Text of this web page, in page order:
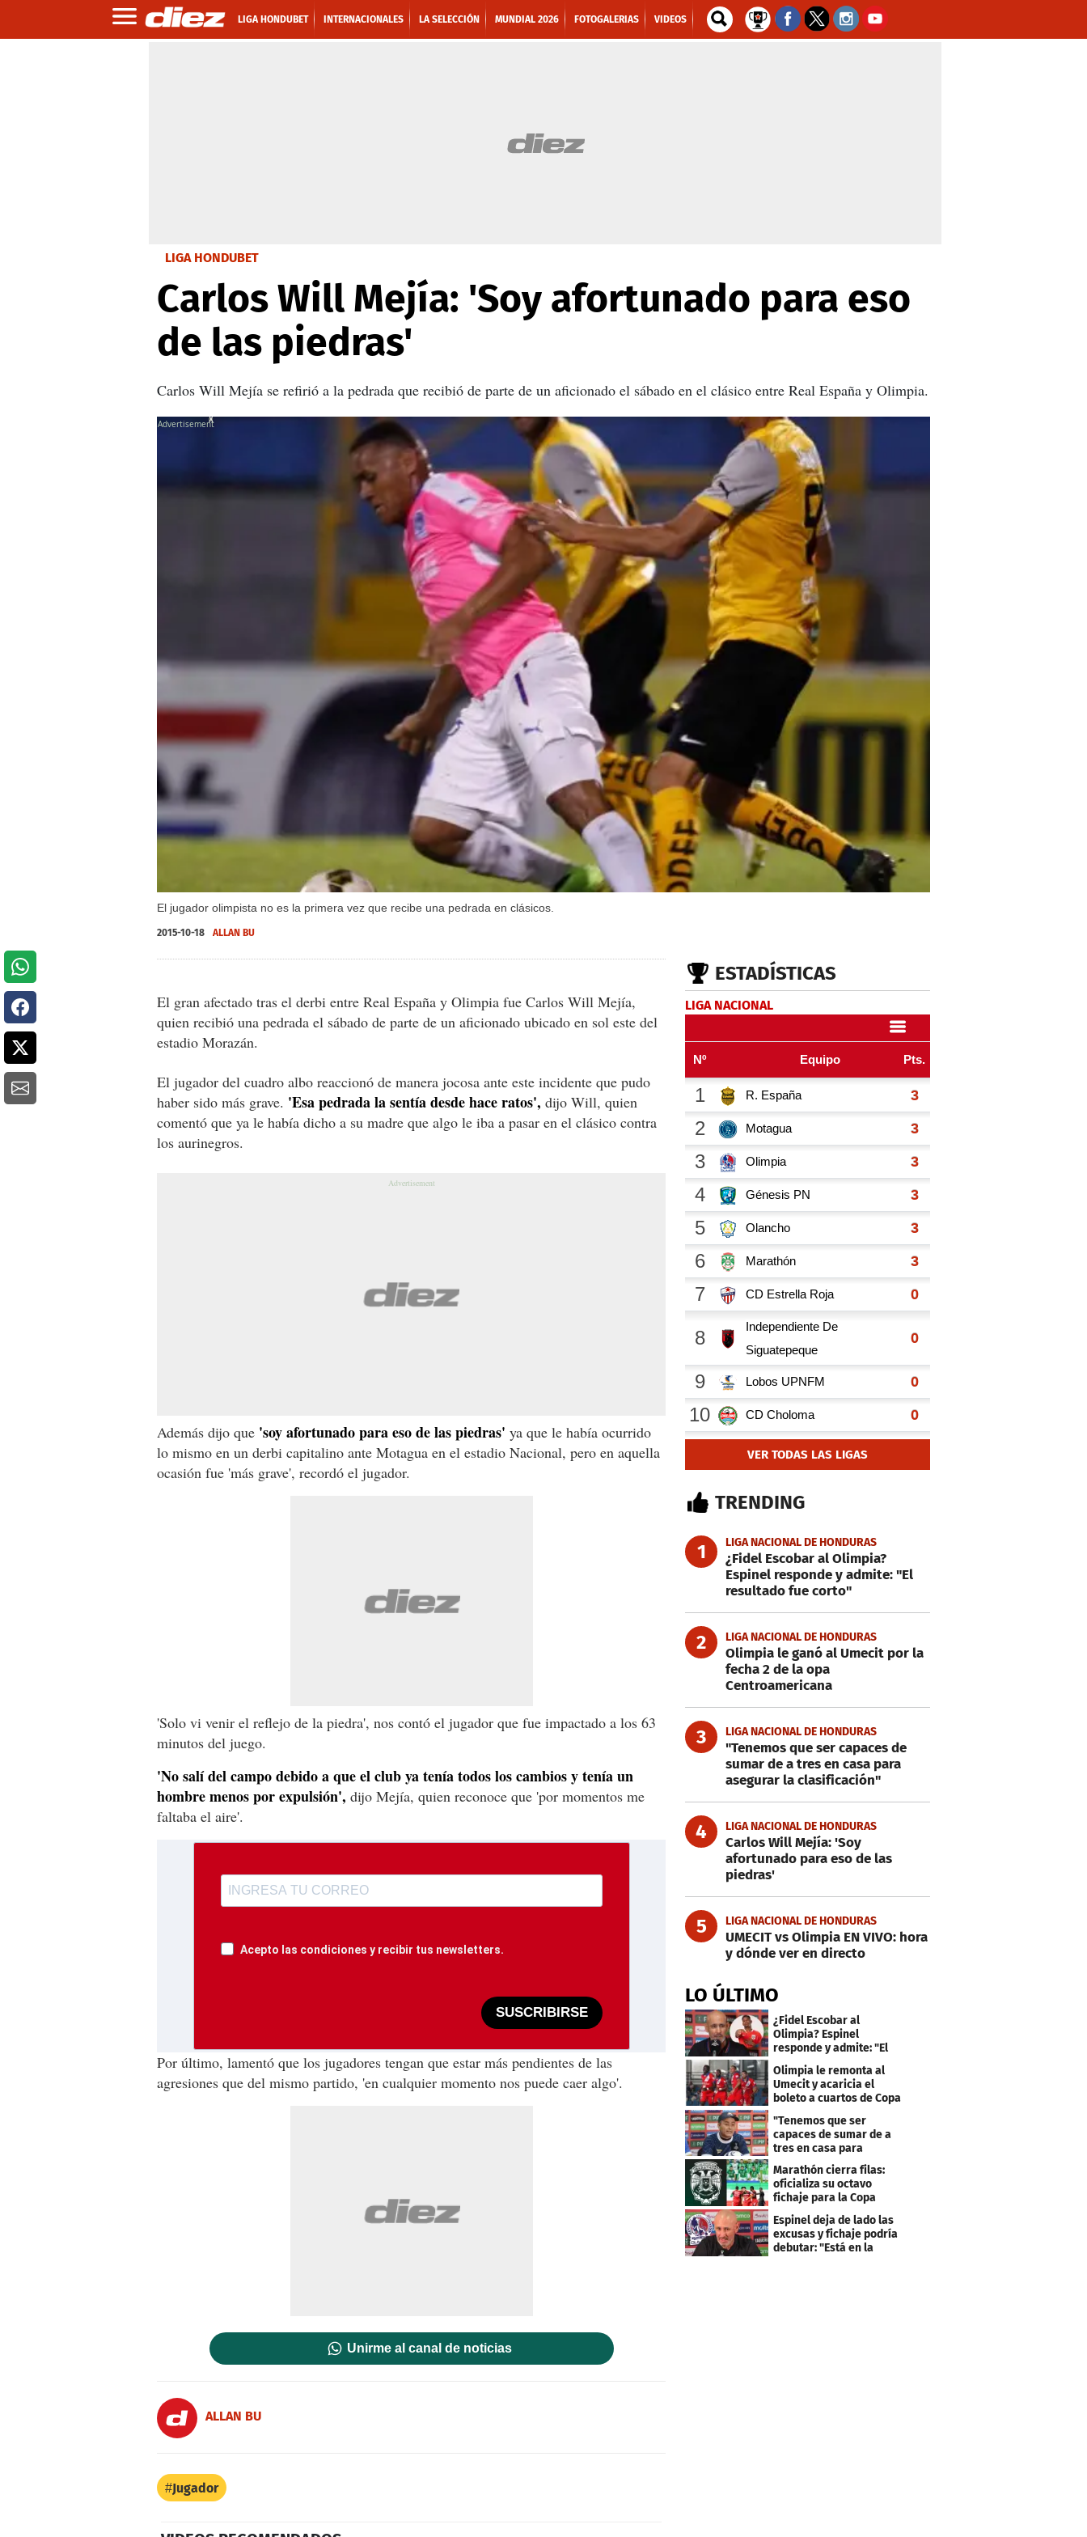
LIGA HONDUBET INTERNACIONALES LA SELECCIÓN MUNDIAL 2026 FOTOGALERIAS VIDEOS
LIGA HONDUBET
Carlos Will Mejía: 'Soy afortunado para eso
de las piedras'
Carlos Will Mejía se refirió a la pedrada que recibió de parte de un aficionado el sábado en el clásico entre Real España y Olimpia.
El jugador olimpista no es la primera vez que recibe una pedrada en clásicos.
X
2015-10-18 ALLAN BU
El gran afectado tras el derbi entre Real España y Olimpia fue Carlos Will Mejía,
quien recibió una pedrada el sábado de parte de un aficionado ubicado en sol este del
estadio Morazán.
El jugador del cuadro albo reaccionó de manera jocosa ante este incidente que pudo
haber sido más grave. 'Esa pedrada la sentía desde hace ratos', dijo Will, quien
comentó que ya le había dicho a su madre que algo le iba a pasar en el clásico contra
los aurinegros.
Además dijo que 'soy afortunado para eso de las piedras' ya que le había ocurrido
lo mismo en un derbi capitalino ante Motagua en el estadio Nacional, pero en aquella
ocasión fue 'más grave', recordó el jugador.
'Solo vi venir el reflejo de la piedra', nos contó el jugador que fue impactado a los 63
minutos del juego.
'No salí del campo debido a que el club ya tenía todos los cambios y tenía un
hombre menos por expulsión', dijo Mejía, quien reconoce que 'por momentos me
faltaba el aire'.
Acepto las condiciones y recibir tus newsletters.
SUSCRIBIRSE
Por último, lamentó que los jugadores tengan que estar más pendientes de las
agresiones que del mismo partido, 'en cualquier momento nos puede caer algo'.
Unirme al canal de noticias
ALLAN BU
Jugador
ESTADÍSTICAS
LIGA NACIONAL
VER TODAS LAS LIGAS
TRENDING
1 LIGA NACIONAL DE HONDURAS
¿Fidel Escobar al Olimpia?
Espinel responde y admite: "El
resultado fue corto"
2 LIGA NACIONAL DE HONDURAS
Olimpia le ganó al Umecit por la
fecha 2 de la opa
Centroamericana
3 LIGA NACIONAL DE HONDURAS
"Tenemos que ser capaces de
sumar de a tres en casa para
asegurar la clasificación"
4 LIGA NACIONAL DE HONDURAS
Carlos Will Mejía: 'Soy
afortunado para eso de las
piedras'
5 LIGA NACIONAL DE HONDURAS
UMECIT vs Olimpia EN VIVO: hora
y dónde ver en directo
LO ÚLTIMO
¿Fidel Escobar al
Olimpia? Espinel
responde y admite: "El
resultado fue corto"
Olimpia le remonta al
Umecit y acaricia el
boleto a cuartos de Copa
"Tenemos que ser
capaces de sumar de a
tres en casa para
asegurar la
clasificación"
Marathón cierra filas:
oficializa su octavo
fichaje para la Copa
Centroamericana
Espinel deja de lado las
excusas y fichaje podría
debutar: "Está en la